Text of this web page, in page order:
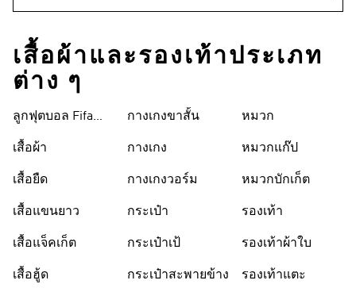
เสื้อผ้าและรองเท้าประเภท
ต่าง ๆ
ลูกฟุตบอล Fifa
เสื้อผ้า
เสื้อยืด
เสื้อแขนยาว
เสื้อแจ็คเก็ต
เสื้อฮู้ด
กางเกงขาสั้น
กางเกง
กางเกงวอร์ม
กระเป๋า
กระเป๋าเป้
กระเป๋าสะพายข้าง
หมวก
หมวกแก๊ป
หมวกบักเก็ต
รองเท้า
รองเท้าผ้าใบ
รองเท้าแตะ